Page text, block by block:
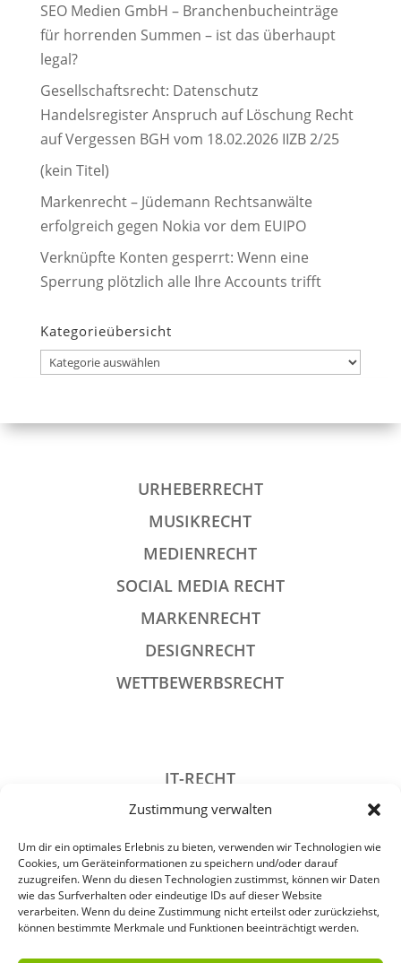
Zustimmung verwalten
Um dir ein optimales Erlebnis zu bieten, verwenden wir Technologien wie
Cookies, um Geräteinformationen zu speichern und/oder darauf
zuzugreifen. Wenn du diesen Technologien zustimmst, können wir Daten
wie das Surfverhalten oder eindeutige IDs auf dieser Website
verarbeiten. Wenn du deine Zustimmung nicht erteilst oder zurückziehst,
können bestimmte Merkmale und Funktionen beeinträchtigt werden.
SEO Medien GmbH – Branchenbucheinträge
für horrenden Summen – ist das überhaupt
legal?
Gesellschaftsrecht: Datenschutz
Handelsregister Anspruch auf Löschung Recht
auf Vergessen BGH vom 18.02.2026 IIZB 2/25
(kein Titel)
Markenrecht – Jüdemann Rechtsanwälte
erfolgreich gegen Nokia vor dem EUIPO
Verknüpfte Konten gesperrt: Wenn eine
Sperrung plötzlich alle Ihre Accounts trifft
Kategorieübersicht
Kategorieübersicht
URHEBERRECHT
MUSIKRECHT
MEDIENRECHT
SOCIAL MEDIA RECHT
MARKENRECHT
DESIGNRECHT
WETTBEWERBSRECHT
IT-RECHT
DATENSCHUTZRECHT
STRAFRECHT
GESELLSCHAFTSRECHT
VERANSTALTUNGSRECHT